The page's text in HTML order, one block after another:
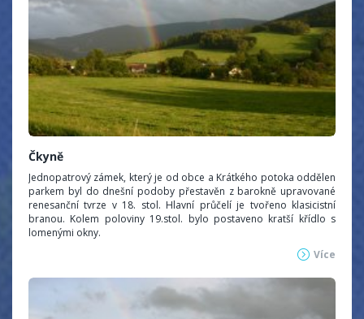
Čkyně
Jednopatrový zámek, který je od obce a Krátkého potoka oddělen
parkem byl do dnešní podoby přestavěn z barokně upravované
renesanční tvrze v 18. stol. Hlavní průčelí je tvořeno klasicistní
branou. Kolem poloviny 19.stol. bylo postaveno kratší křídlo s
lomenými okny.
Více